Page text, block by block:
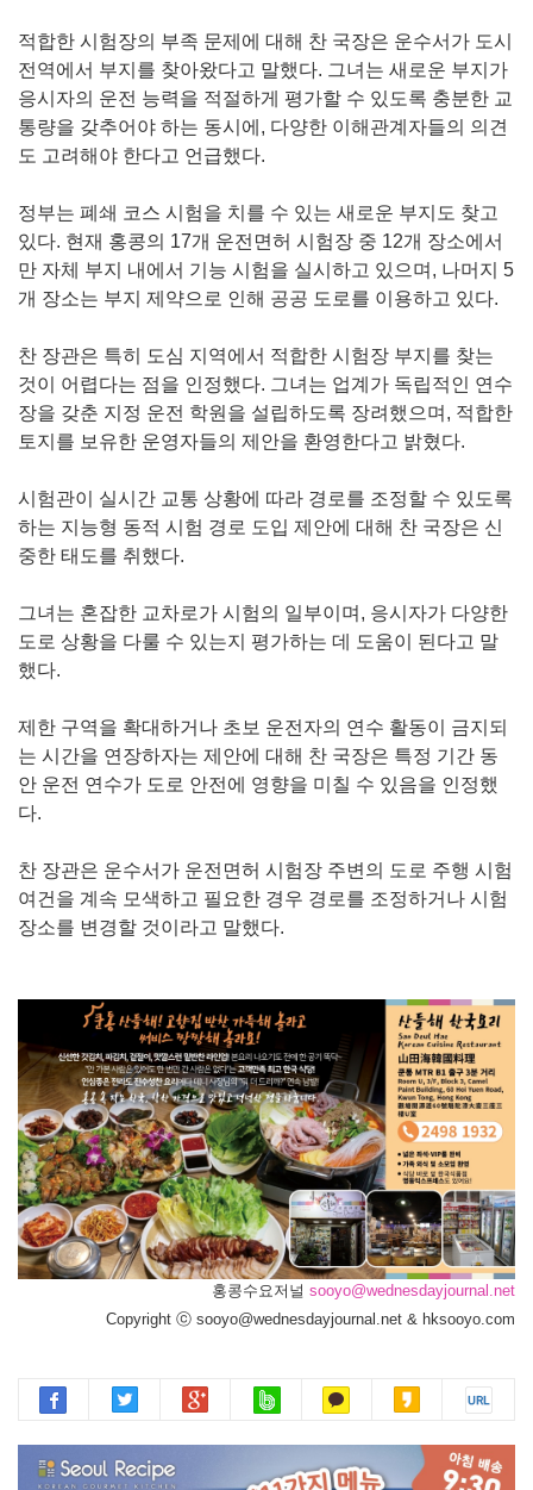
적합한 시험장의 부족 문제에 대해 찬 국장은 운수서가 도시
전역에서 부지를 찾아왔다고 말했다. 그녀는 새로운 부지가
응시자의 운전 능력을 적절하게 평가할 수 있도록 충분한 교
통량을 갖추어야 하는 동시에, 다양한 이해관계자들의 의견
도 고려해야 한다고 언급했다.
정부는 폐쇄 코스 시험을 치를 수 있는 새로운 부지도 찾고
있다. 현재 홍콩의 17개 운전면허 시험장 중 12개 장소에서
만 자체 부지 내에서 기능 시험을 실시하고 있으며, 나머지 5
개 장소는 부지 제약으로 인해 공공 도로를 이용하고 있다.
찬 장관은 특히 도심 지역에서 적합한 시험장 부지를 찾는
것이 어렵다는 점을 인정했다. 그녀는 업계가 독립적인 연수
장을 갖춘 지정 운전 학원을 설립하도록 장려했으며, 적합한
토지를 보유한 운영자들의 제안을 환영한다고 밝혔다.
시험관이 실시간 교통 상황에 따라 경로를 조정할 수 있도록
하는 지능형 동적 시험 경로 도입 제안에 대해 찬 국장은 신
중한 태도를 취했다.
그녀는 혼잡한 교차로가 시험의 일부이며, 응시자가 다양한
도로 상황을 다룰 수 있는지 평가하는 데 도움이 된다고 말
했다.
제한 구역을 확대하거나 초보 운전자의 연수 활동이 금지되
는 시간을 연장하자는 제안에 대해 찬 국장은 특정 기간 동
안 운전 연수가 도로 안전에 영향을 미칠 수 있음을 인정했
다.
찬 장관은 운수서가 운전면허 시험장 주변의 도로 주행 시험
여건을 계속 모색하고 필요한 경우 경로를 조정하거나 시험
장소를 변경할 것이라고 말했다.
홍콩수요저널 sooyo@wednesdayjournal.net
Copyright ⓒ sooyo@wednesdayjournal.net & hksooyo.com